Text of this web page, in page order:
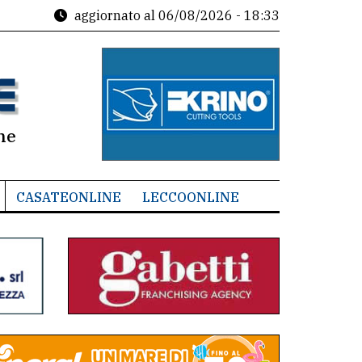
aggiornato al 06/08/2026 - 18:33
CASATEONLINE LECCOONLINE